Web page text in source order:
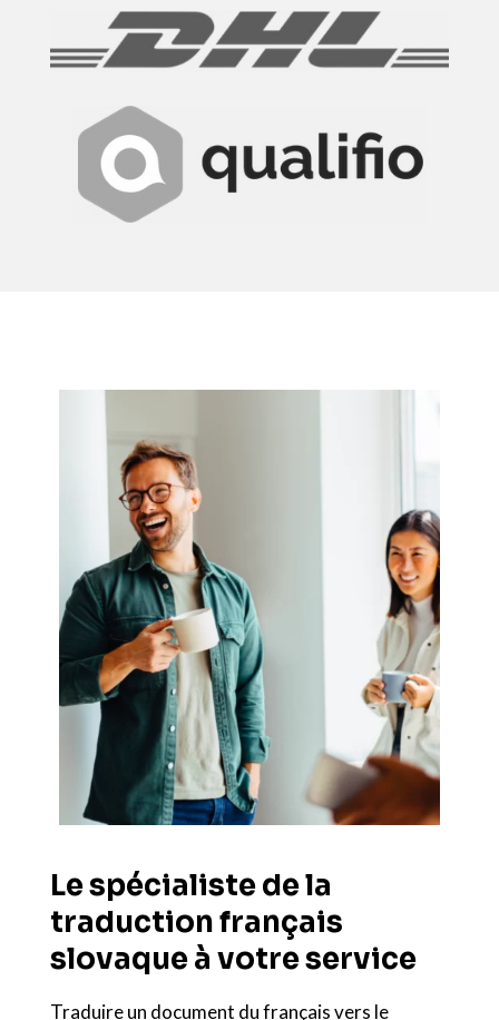
Le spécialiste de la
traduction français
slovaque à votre service
Traduire un document du français vers le